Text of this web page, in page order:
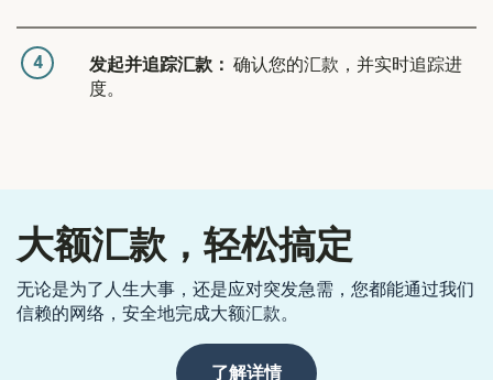
4 发起并追踪汇款： 确认您的汇款，并实时追踪进
度。
大额汇款，轻松搞定
无论是为了人生大事，还是应对突发急需，您都能通过我们
信赖的网络，安全地完成大额汇款。
了解详情